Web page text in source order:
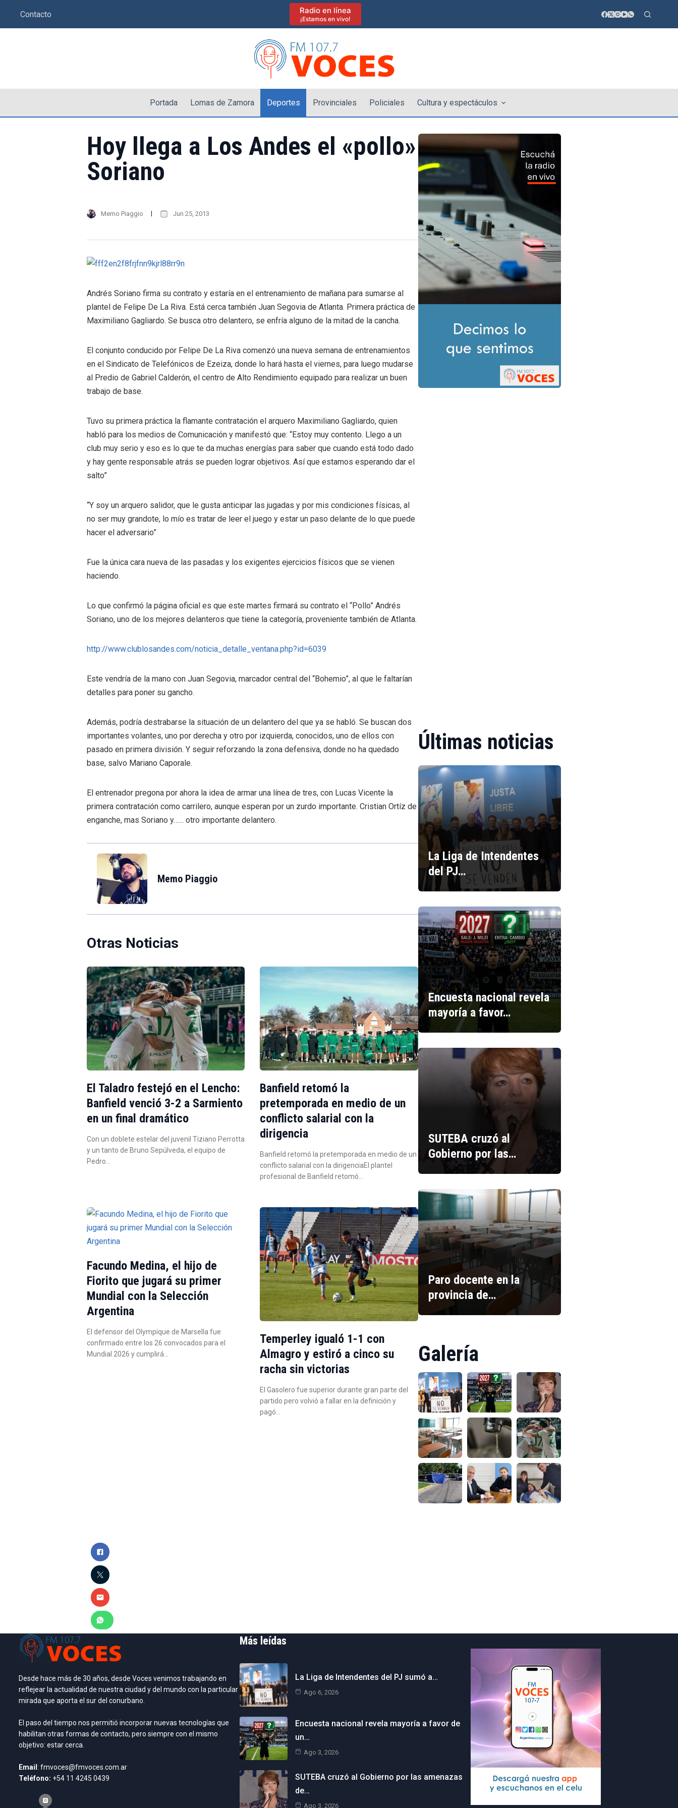
Contacto Radio en línea
¡Estamos en vivo!
Portada Lomas de Zamora Deportes Provinciales Policiales Cultura y espectáculos
Hoy llega a Los Andes el «pollo»
Soriano
Memo Piaggio Jun 25, 2013
Andrés Soriano firma su contrato y estaría en el entrenamiento de mañana para sumarse al
plantel de Felipe De La Riva. Está cerca también Juan Segovia de Atlanta. Primera práctica de
Maximiliano Gagliardo. Se busca otro delantero, se enfría alguno de la mitad de la cancha.
El conjunto conducido por Felipe De La Riva comenzó una nueva semana de entrenamientos
en el Sindicato de Telefónicos de Ezeiza, donde lo hará hasta el viernes, para luego mudarse
al Predio de Gabriel Calderón, el centro de Alto Rendimiento equipado para realizar un buen
trabajo de base.
Tuvo su primera práctica la flamante contratación el arquero Maximiliano Gagliardo, quien
habló para los medios de Comunicación y manifestó que: “Estoy muy contento. Llego a un
club muy serio y eso es lo que te da muchas energías para saber que cuando está todo dado
y hay gente responsable atrás se pueden lograr objetivos. Así que estamos esperando dar el
salto”
“Y soy un arquero salidor, que le gusta anticipar las jugadas y por mis condiciones físicas, al
no ser muy grandote, lo mío es tratar de leer el juego y estar un paso delante de lo que puede
hacer el adversario”
Fue la única cara nueva de las pasadas y los exigentes ejercicios físicos que se vienen
haciendo.
Lo que confirmó la página oficial es que este martes firmará su contrato el “Pollo” Andrés
Soriano, uno de los mejores delanteros que tiene la categoría, proveniente también de Atlanta.
http://www.clublosandes.com/noticia_detalle_ventana.php?id=6039
Este vendría de la mano con Juan Segovia, marcador central del “Bohemio”, al que le faltarían
detalles para poner su gancho.
Además, podría destrabarse la situación de un delantero del que ya se habló. Se buscan dos
importantes volantes, uno por derecha y otro por izquierda, conocidos, uno de ellos con
pasado en primera división. Y seguir reforzando la zona defensiva, donde no ha quedado
base, salvo Mariano Caporale.
El entrenador pregona por ahora la idea de armar una línea de tres, con Lucas Vicente la
primera contratación como carrilero, aunque esperan por un zurdo importante. Cristian Ortíz de
enganche, mas Soriano y…… otro importante delantero.
Memo Piaggio
Otras Noticias
El Taladro festejó en el Lencho:
Banfield venció 3-2 a Sarmiento
en un final dramático
Con un doblete estelar del juvenil Tiziano Perrotta
y un tanto de Bruno Sepúlveda, el equipo de
Pedro…
Banfield retomó la
pretemporada en medio de un
conflicto salarial con la
dirigencia
Banfield retomó la pretemporada en medio de un
conflicto salarial con la dirigenciaEl plantel
profesional de Banfield retomó…
Facundo Medina, el hijo de
Fiorito que jugará su primer
Mundial con la Selección
Argentina
El defensor del Olympique de Marsella fue
confirmado entre los 26 convocados para el
Mundial 2026 y cumplirá…
Temperley igualó 1-1 con
Almagro y estiró a cinco su
racha sin victorias
El Gasolero fue superior durante gran parte del
partido pero volvió a fallar en la definición y
pagó…
Últimas noticias
La Liga de Intendentes
del PJ…
Encuesta nacional revela
mayoría a favor…
SUTEBA cruzó al
Gobierno por las…
Paro docente en la
provincia de…
Galería
Desde hace más de 30 años, desde Voces venimos trabajando en
reflejear la actualidad de nuestra ciudad y del mundo con la particular
mirada que aporta el sur del conurbano.
El paso del tiempo nos permitió incorporar nuevas tecnologías que
habilitan otras formas de contacto, pero siempre con el mismo
objetivo: estar cerca.
Email: fmvoces@fmvoces.com.ar
Teléfono: +54 11 4245 0439
Más leídas
La Liga de Intendentes del PJ sumó a…
Ago 6, 2026
Encuesta nacional revela mayoría a favor de
un…
Ago 3, 2026
SUTEBA cruzó al Gobierno por las amenazas
de…
Ago 3, 2026